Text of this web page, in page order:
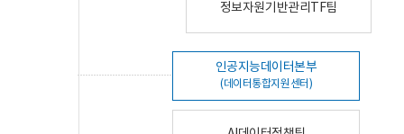
정보자원기반관리TF팀
인공지능데이터본부
(데이터통합지원센터)